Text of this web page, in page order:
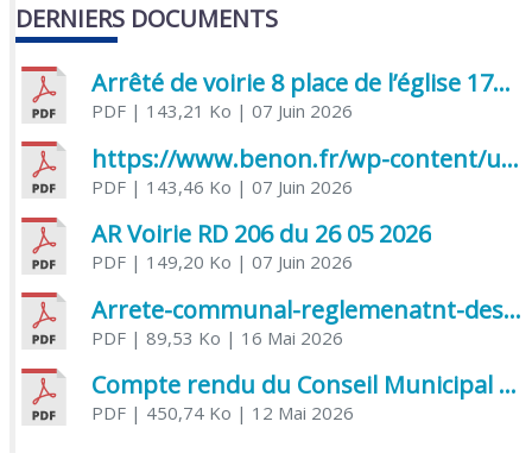
DERNIERS DOCUMENTS
Arrêté de voirie 8 place de l’église 17170 Benon
PDF| 143,21 Ko | 07 Juin 2026
https://www.benon.fr/wp-content/uploads/2026/06/AR-Voirie-Chemin-de-Lafond-du-26-05-2026.pdf
PDF| 143,46 Ko | 07 Juin 2026
AR Voirie RD 206 du 26 05 2026
PDF| 149,20 Ko | 07 Juin 2026
Arrete-communal-reglemenatnt-des-bruits-de-voisinage-et-des-activites-bruyantes
PDF| 89,53 Ko | 16 Mai 2026
Compte rendu du Conseil Municipal du 06 mai 2026
PDF| 450,74 Ko | 12 Mai 2026